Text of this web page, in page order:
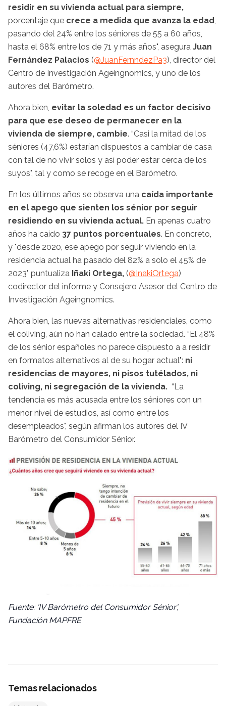
residir en su vivienda actual para siempre,
porcentaje que crece a medida que avanza la edad,
pasando del 24% entre los séniores de 55 a 60 años,
hasta el 68% entre los de 71 y más años", asegura Juan
Fernández Palacios (@JuanFernndezPa3), director del
Centro de Investigación Ageingnomics, y uno de los
autores del Barómetro.
Ahora bien, evitar la soledad es un factor decisivo
para que ese deseo de permanecer en la
vivienda de siempre, cambie. “Casi la mitad de los
séniores (47,6%) estarían dispuestos a cambiar de casa
con tal de no vivir solos y así poder estar cerca de los
suyos", tal y como se recoge en el Barómetro.
En los últimos años se observa una caída importante
en el apego que sienten los sénior por seguir
residiendo en su vivienda actual. En apenas cuatro
años ha caído 37 puntos porcentuales. En concreto,
y "desde 2020, ese apego por seguir viviendo en la
residencia actual ha pasado del 82% a solo el 45% de
2023" puntualiza Iñaki Ortega, (@InakiOrtega)
codirector del informe y Consejero Asesor del Centro de
Investigación Ageingnomics.
Ahora bien, las nuevas alternativas residenciales, como
el coliving, aún no han calado entre la sociedad. “El 48%
de los sénior españoles no parece dispuesto a a residir
en formatos alternativos al de su hogar actual": ni
residencias de mayores, ni pisos tutélados, ni
coliving, ni segregación de la vivienda. “La
tendencia es más acusada entre los séniores con un
menor nivel de estudios, así como entre los
desempleados", según afirman los autores del IV
Barómetro del Consumidor Sénior.
Fuente: 'IV Barómetro del Consumidor Sénior',
Fundación MAPFRE
Temas relacionados